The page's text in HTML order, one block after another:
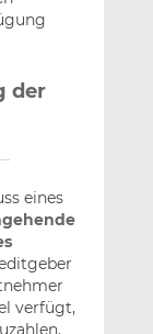
der
eines
verfügt,